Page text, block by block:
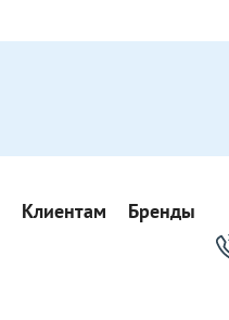
Клиентам
Бренды